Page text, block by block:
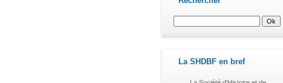
La SHDBF en bref